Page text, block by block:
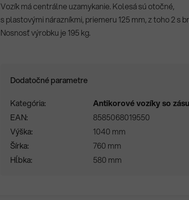
Vozík má centrálne uzamykanie. Kolesá sú otočné,
s plastovými nárazníkmi, priemeru 125 mm, z toho 2 s
Nosnosť výrobku je 195 kg.
Dodatočné parametre
Kategória
Antikorové vozíky so
EAN
8585068019550
Výška
1040 mm
Šírka
760 mm
Hĺbka
580 mm